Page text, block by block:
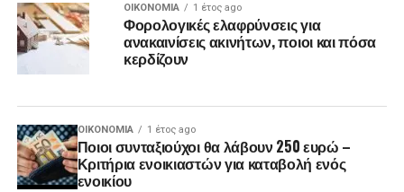
ΟΙΚΟΝΟΜΊΑ 1 έτος ago
Φορολογικές ελαφρύνσεις για
ανακαινίσεις ακινήτων, ποιοι και πόσα
κερδίζουν
ΟΙΚΟΝΟΜΊΑ 1 έτος ago
Ποιοι συνταξιούχοι θα λάβουν 250 ευρώ –
Κριτήρια ενοικιαστών για καταβολή ενός
ενοικίου